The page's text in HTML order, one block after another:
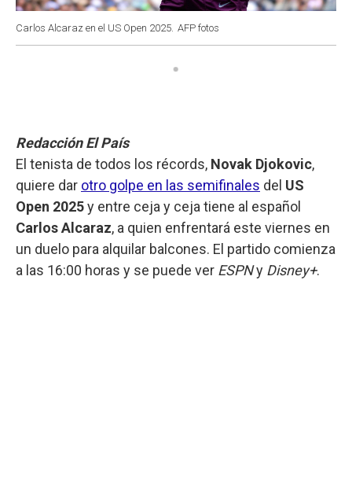
Carlos Alcaraz en el US Open 2025. AFP fotos
Redacción El País
El tenista de todos los récords, Novak Djokovic,
quiere dar otro golpe en las semifinales del US
Open 2025y entre ceja y ceja tiene al español
Carlos Alcaraz, a quien enfrentará este viernes en
un duelo para alquilar balcones. El partido comienza
a las 16:00 horas y se puede ver ESPNy Disney+.